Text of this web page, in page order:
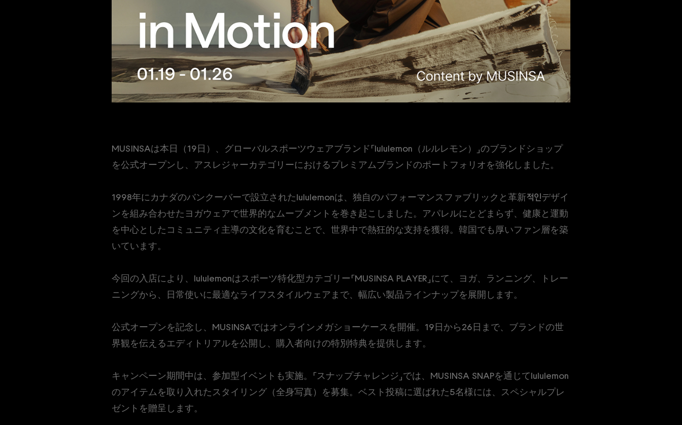
MUSINSAは本日（19日）、グローバルスポーツウェアブランド「lululemon（ルルレモン）」のブランドショップ
を公式オープンし、アスレジャーカテゴリーにおけるプレミアムブランドのポートフォリオを強化しました。
1998年にカナダのバンクーバーで設立されたlululemonは、独自のパフォーマンスファブリックと革新적인デザイ
ンを組み合わせたヨガウェアで世界的なムーブメントを巻き起こしました。アパレルにとどまらず、健康と運動
を中心としたコミュニティ主導の文化を育むことで、世界中で熱狂的な支持を獲得。韓国でも厚いファン層を築
いています。
今回の入店により、lululemonはスポーツ特化型カテゴリー「MUSINSA PLAYER」にて、ヨガ、ランニング、トレー
ニングから、日常使いに最適なライフスタイルウェアまで、幅広い製品ラインナップを展開します。
公式オープンを記念し、MUSINSAではオンラインメガショーケースを開催。19日から26日まで、ブランドの世
界観を伝えるエディトリアルを公開し、購入者向けの特別特典を提供します。
キャンペーン期間中は、参加型イベントも実施。「スナップチャレンジ」では、MUSINSA SNAPを通じてlululemon
のアイテムを取り入れたスタイリング（全身写真）を募集。ベスト投稿に選ばれた5名様には、スペシャルプレ
ゼントを贈呈します。